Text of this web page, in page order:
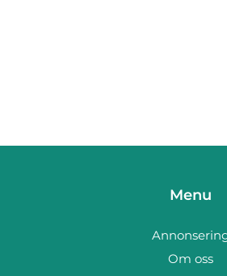
Menu
Om oss